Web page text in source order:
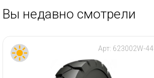
Trebl
Вы недавно смотрели
Арт: 623002W-44